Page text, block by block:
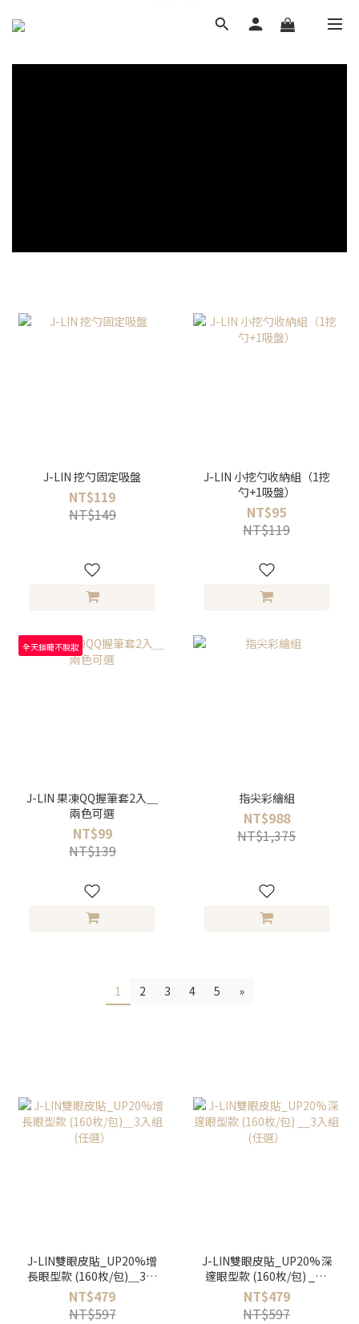
J-LIN 挖勺固定吸盤
NT$119
NT$149
J-LIN 小挖勺收納組（1挖
勺+1吸盤）
NT$95
NT$119
全天鎖睫不脫妝
J-LIN 果凍QQ握筆套2入＿
兩色可選
NT$99
NT$139
指尖彩繪組
NT$988
NT$1,375
1 2 3 4 5 »
J-LIN雙眼皮貼_UP20%增
長眼型款 (160枚/包)＿3入
組 (任選）
NT$479
NT$597
J-LIN雙眼皮貼_UP20%深
邃眼型款 (160枚/包) __3
入組 (任選）
NT$479
NT$597